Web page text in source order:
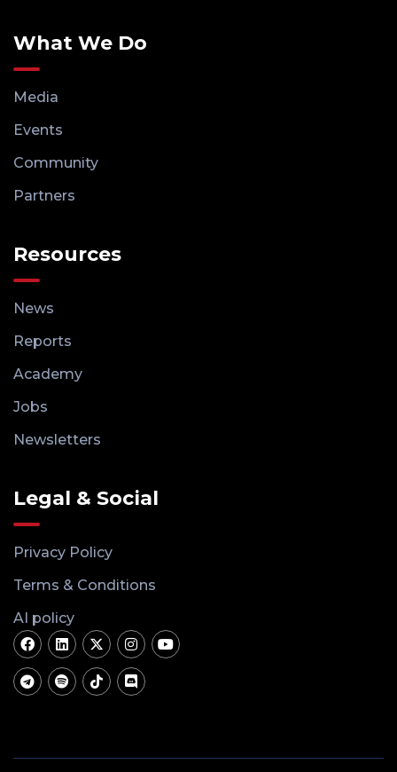
What We Do
Media
Events
Community
Partners
Resources
News
Reports
Academy
Jobs
Newsletters
Legal & Social
Privacy Policy
Terms & Conditions
AI policy